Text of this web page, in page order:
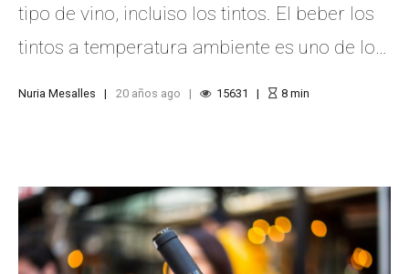
tipo de vino, incluiso los tintos. El beber los
tintos a temperatura ambiente es uno de los
lo aconsejable.
Nuria Mesalles 20 años ago 15631 8min